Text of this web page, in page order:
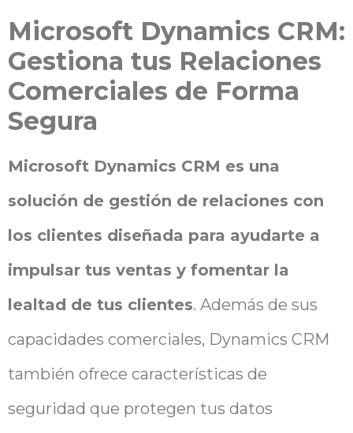
Microsoft Dynamics CRM:
Gestiona tus Relaciones
Comerciales de Forma
Segura
Microsoft Dynamics CRM es una
solución de gestión de relaciones con
los clientes diseñada para ayudarte a
impulsar tus ventas y fomentar la
lealtad de tus clientes. Además de sus
capacidades comerciales, Dynamics CRM
también ofrece características de
seguridad que protegen tus datos